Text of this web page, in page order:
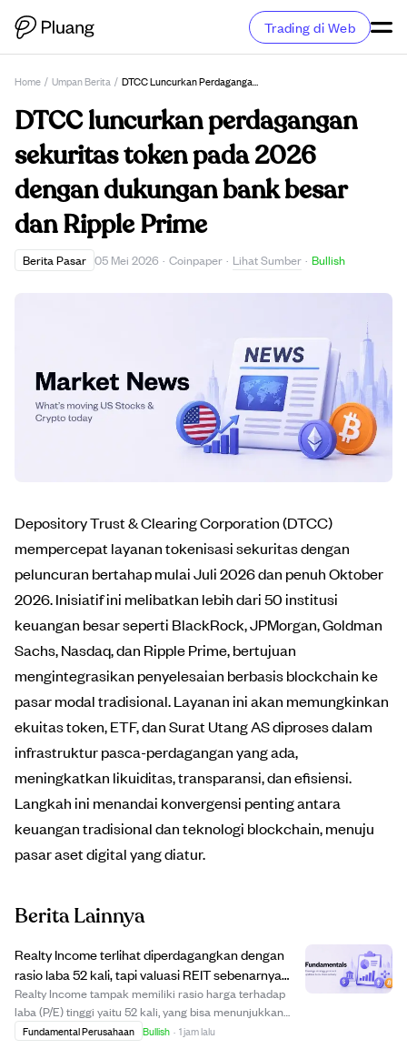
Trading di Web
Home / Umpan Berita / DTCC Luncurkan Perdagangan Sekuritas Token Pada 2026 Dengan Dukungan Bank Besar Dan Ripple Prime
DTCC luncurkan perdagangan
sekuritas token pada 2026
dengan dukungan bank besar
dan Ripple Prime
Berita Pasar 05 Mei 2026 · Coinpaper · Lihat Sumber · Bullish
Depository Trust & Clearing Corporation (DTCC)
mempercepat layanan tokenisasi sekuritas dengan
peluncuran bertahap mulai Juli 2026 dan penuh Oktober
2026. Inisiatif ini melibatkan lebih dari 50 institusi
keuangan besar seperti BlackRock, JPMorgan, Goldman
Sachs, Nasdaq, dan Ripple Prime, bertujuan
mengintegrasikan penyelesaian berbasis blockchain ke
pasar modal tradisional. Layanan ini akan memungkinkan
ekuitas token, ETF, dan Surat Utang AS diproses dalam
infrastruktur pasca-perdagangan yang ada,
meningkatkan likuiditas, transparansi, dan efisiensi.
Langkah ini menandai konvergensi penting antara
keuangan tradisional dan teknologi blockchain, menuju
pasar aset digital yang diatur.
Berita Lainnya
Realty Income terlihat diperdagangkan dengan
rasio laba 52 kali, tapi valuasi REIT sebenarnya
sekitar 15 kali laba.
Realty Income tampak memiliki rasio harga terhadap
laba (P/E) tinggi yaitu 52 kali, yang bisa menunjukkan
harga saham terlalu mahal. Namun, jika dinilai dengan
Fundamental Perusahaan Bullish · 1 jam lalu